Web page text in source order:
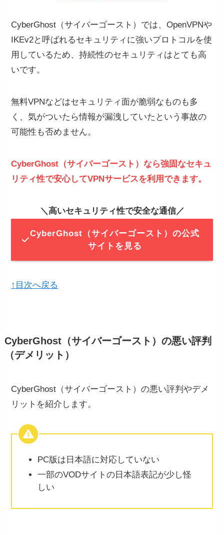
CyberGhost（サイバーゴースト）では、OpenVPNや
IKEv2と呼ばれるセキュリティに強いプロトコルを使
用しているため、持続性のセキュリティはとても高
いです。
無料VPNなどはセキュリティ面が脆弱なものも多
く、気がついたら情報が漏洩していたという事故の
可能性も否めません。
CyberGhost（サイバーゴースト）なら強固なセキュ
リティ性で安心してVPNサービスを利用できます。
＼高いセキュリティ性で安全な通信／
CyberGhost（サイバーゴースト）の公式
サイトを見る
↑目次へ戻る
CyberGhost（サイバーゴースト）の悪い評判
（デメリット）
CyberGhost（サイバーゴースト）の悪い評判やデメ
リットを紹介します。
PC版は日本語に対応していない
一部のVODサイトの日本語表記が少し怪
しい